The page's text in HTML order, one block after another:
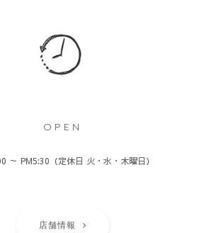
OPEN
～ PM5:30（定休日 火・水・木曜日）
店舗情報